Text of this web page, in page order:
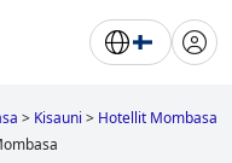
> Kisauni > Hotellit Mombasa